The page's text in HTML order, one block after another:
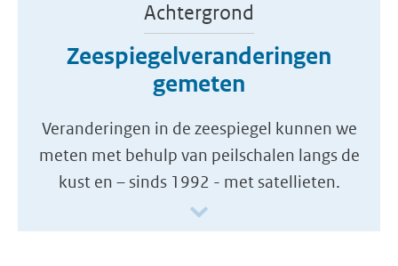
Achtergrond
Zeespiegelveranderingen
gemeten
Veranderingen in de zeespiegel kunnen we
meten met behulp van peilschalen langs de
kust en – sinds 1992 - met satellieten.